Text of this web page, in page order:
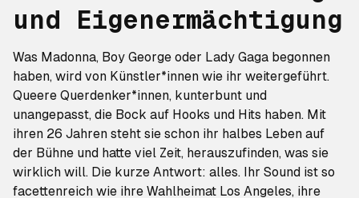
und Eigenermächtigung
Was Madonna, Boy George oder Lady Gaga begonnen
haben, wird von Künstler*innen wie ihr weitergeführt.
Queere Querdenker*innen, kunterbunt und
unangepasst, die Bock auf Hooks und Hits haben. Mit
ihren 26 Jahren steht sie schon ihr halbes Leben auf
der Bühne und hatte viel Zeit, herauszufinden, was sie
wirklich will. Die kurze Antwort: alles. Ihr Sound ist so
facettenreich wie ihre Wahlheimat Los Angeles, ihre